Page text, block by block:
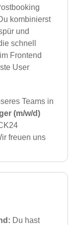
kombinierst
und
schnell
Frontend
User
Teams in
(m/w/d)
freuen uns
Du hast